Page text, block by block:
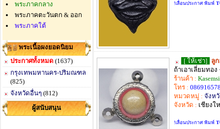
พระภาคกลาง
พระภาคตะวันตก & ออก
พระภาคใต้
พระเนื้อผงยอดนิยม
ประกาศทั้งหมด (1637)
กรุงเทพมหานคร-ปริมณฑล
(825)
จังหวัดอื่นๆ (812)
ผู้สนับสนุน
!เลื่อนประกาศ พิมพ์
[ ให้เช่า] ลู
ถ้าเอาเลี่ยมทอง
ร้านค้า :
โทร :
หมวดหมู่ : จังห
จังหวัด : เชียงใ
!เลื่อนประกาศ พิมพ์